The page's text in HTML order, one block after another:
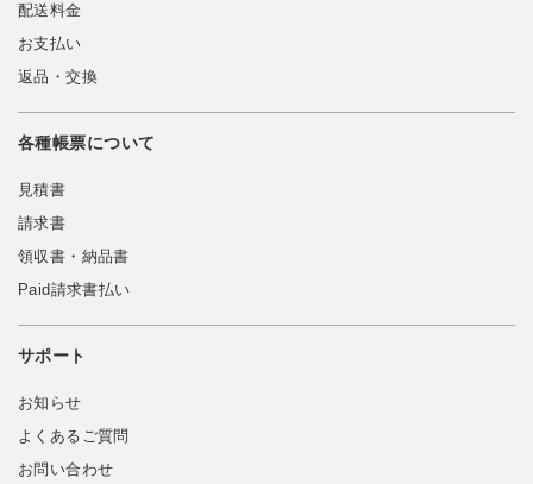
配送料金
お支払い
返品・交換
各種帳票について
見積書
請求書
領収書・納品書
Paid請求書払い
サポート
お知らせ
よくあるご質問
お問い合わせ